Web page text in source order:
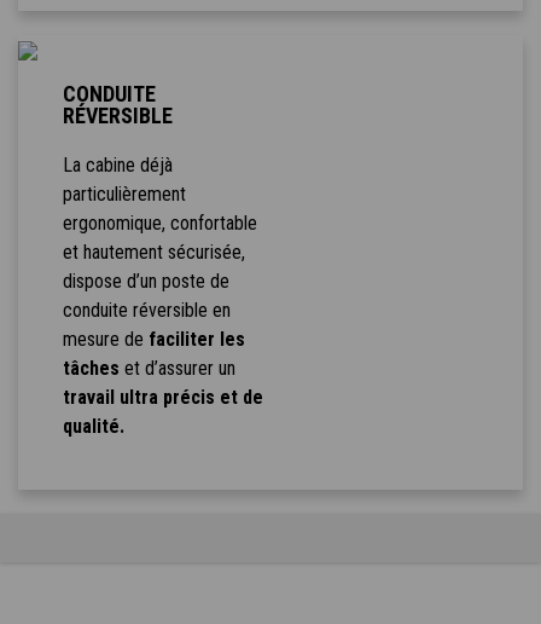
CONDUITE
RÉVERSIBLE
La cabine déjà
particulièrement
ergonomique, confortable
et hautement sécurisée,
dispose d’un poste de
conduite réversible en
mesure de faciliter les
tâches et d’assurer un
travail ultra précis et de
qualité.